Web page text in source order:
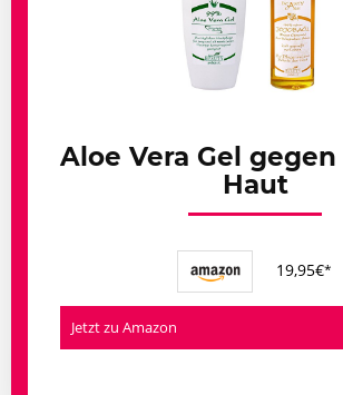
Aloe Vera Gel
Haut
19,95€
Jetzt zu Amazon